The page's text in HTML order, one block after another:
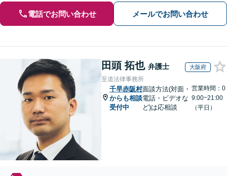
電話でお問い合わせ メールでお問い合わせ
田頭 拓也 弁護士 大阪府
至道法律事務所
千早赤阪村
からも相談
受付中
面談方法(対面・
電話・ビデオな
ど)は応相談
営業時間：0
9:00~21:00
（平日）